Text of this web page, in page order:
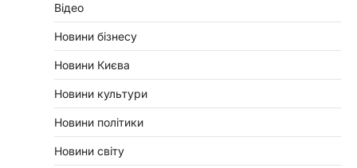
Відео
Новини бізнесу
Новини Києва
Новини культури
Новини політики
Новини світу